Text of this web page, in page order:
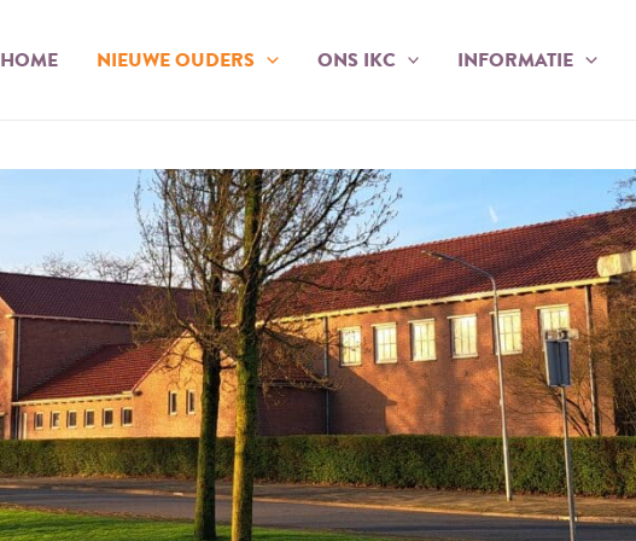
HOME NIEUWE OUDERS ONS IKC INFORMATIE